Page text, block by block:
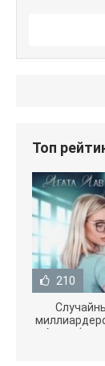
Топ
210
Агата